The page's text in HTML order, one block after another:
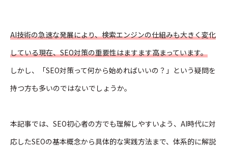
AI技術の急速な発展により、検索エンジンの仕組みも大きく変化
している現在、SEO対策の重要性はますます高まっています。
しかし、「SEO対策って何から始めればいいの？」という疑問を
持つ方も多いのではないでしょうか。
本記事では、SEO初心者の方でも理解しやすいよう、AI時代に対
応したSEOの基本概念から具体的な実践方法まで、体系的に解説